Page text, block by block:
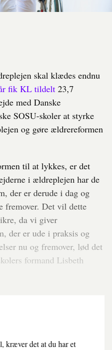
skal klædes endnu
fik KL tildelt 23,7
med Danske
SOSU-skoler at styrke
og gøre ældrereformen
til at lykkes, er det
i ældreplejen har de
der er derude i dag og
fremover. Det vil dette
da vi giver
der er ude i praksis og
nu og fremover, lød det
formand Lisbeth
kræver det at du har et